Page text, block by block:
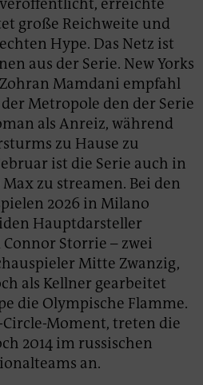
große Reichweite und
Hype. Das Netz ist
aus der Serie. New Yorks
Mamdani empfahl
Metropole den der Serie
als Anreiz, während
zu Hause zu
ist die Serie auch in
zu streamen. Bei den
2026 in Milano
Hauptdarsteller
Storrie – zwei
Mitte Zwanzig,
als Kellner gearbeitet
die Olympische Flamme.
Moment, treten die
2014 im russischen
an.